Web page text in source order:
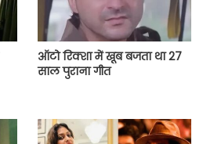
ऑटो रिक्शा में खूब बजता था 27
साल पुराना गीत